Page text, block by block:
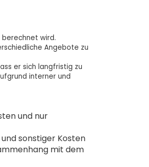
berechnet wird.
Angebote zu
er sich langfristig zu
interner und
und nur
sonstiger Kosten
mit dem